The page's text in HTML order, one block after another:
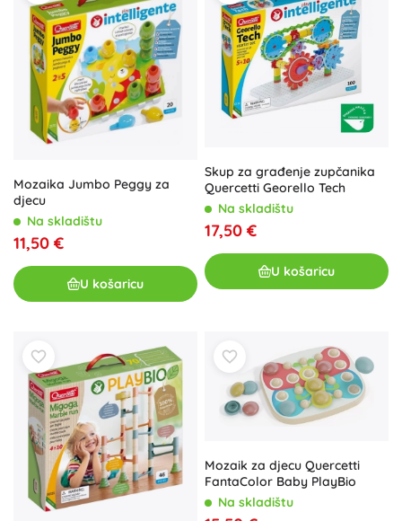
Mozaika Jumbo Peggy za
djecu
Na skladištu
11,50 €
U košaricu
Skup za građenje zupčanika
Quercetti Georello Tech
Na skladištu
17,50 €
U košaricu
Mozaik za djecu Quercetti
FantaColor Baby PlayBio
Na skladištu